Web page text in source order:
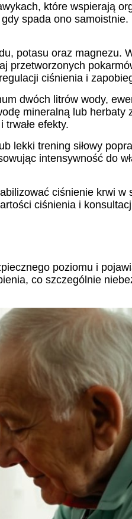
które wspierają
spada ono
potasu oraz magnezu.
przetworzonych
ciśnienia i
dwóch litrów wody,
mineralną lub herbaty
efekty.
lekki trening siłowy
intensywność do
ciśnienie krwi w
ciśnienia i
poziomu i
co szczególnie